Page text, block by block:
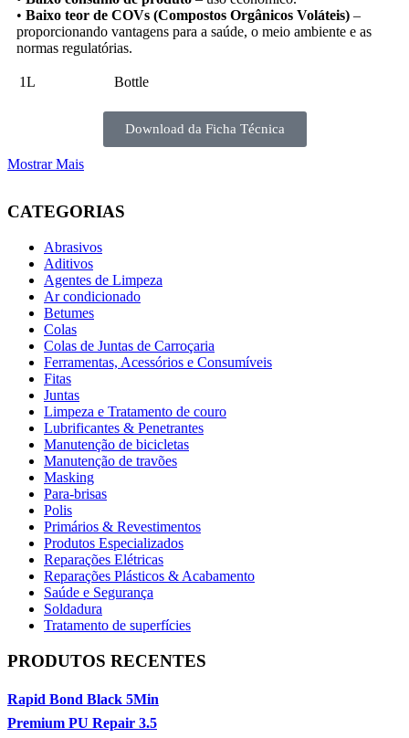
• Baixo teor de COVs (Compostos Orgânicos Voláteis) –
proporcionando vantagens para a saúde, o meio ambiente e as
normas regulatórias.
1L Bottle
Download da Ficha Técnica
Mostrar Mais
CATEGORIAS
Abrasivos
Aditivos
Agentes de Limpeza
Ar condicionado
Betumes
Colas
Colas de Juntas de Carroçaria
Ferramentas, Acessórios e Consumíveis
Fitas
Juntas
Limpeza e Tratamento de couro
Lubrificantes & Penetrantes
Manutenção de bicicletas
Manutenção de travões
Masking
Para-brisas
Polis
Primários & Revestimentos
Produtos Especializados
Reparações Elétricas
Reparações Plásticos & Acabamento
Saúde e Segurança
Soldadura
Tratamento de superfícies
PRODUTOS RECENTES
Rapid Bond Black 5Min
Premium PU Repair 3.5